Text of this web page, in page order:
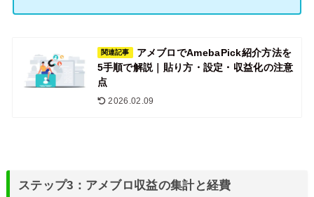
関連記事
アメブロでAmebaPick紹介方法を
5手順で解説｜貼り方・設定・収益化の注意
点
2026.02.09
ステップ3：アメブロ収益の集計と経費